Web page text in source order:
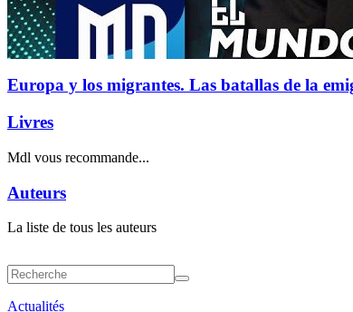
Europa y los migrantes. Las batallas de la
Livres
Mdl vous recommande...
Auteurs
La liste de tous les auteurs
Actualités